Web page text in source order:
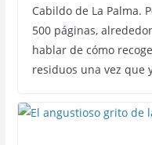
Cabildo de La Palma.
500 páginas,
hablar de cómo
residuos una vez que